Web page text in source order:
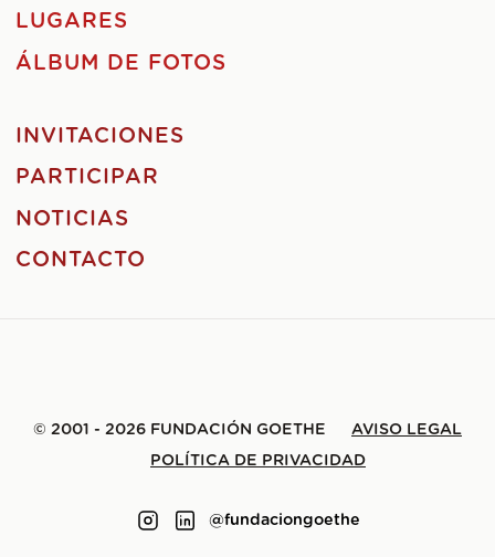
LUGARES
ÁLBUM DE FOTOS
INVITACIONES
PARTICIPAR
NOTICIAS
CONTACTO
© 2001 - 2026 FUNDACIÓN GOETHE
AVISO LEGAL
POLÍTICA DE PRIVACIDAD
@fundaciongoethe